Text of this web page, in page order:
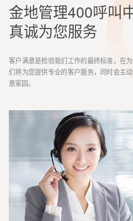
金地管理400呼叫
真诚为您服务
客户满意是检验我们工作的最终标准，在
们将为您提供专业的客户服务，同时会主
意家园。